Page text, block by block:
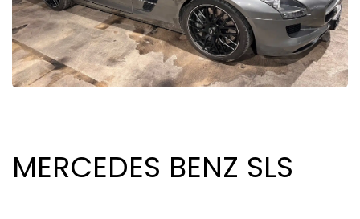
MERCEDES BENZ SLS